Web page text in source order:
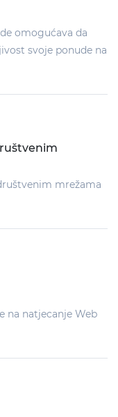
omogućava da
svoje ponude na
mrežama
na natjecanje Web